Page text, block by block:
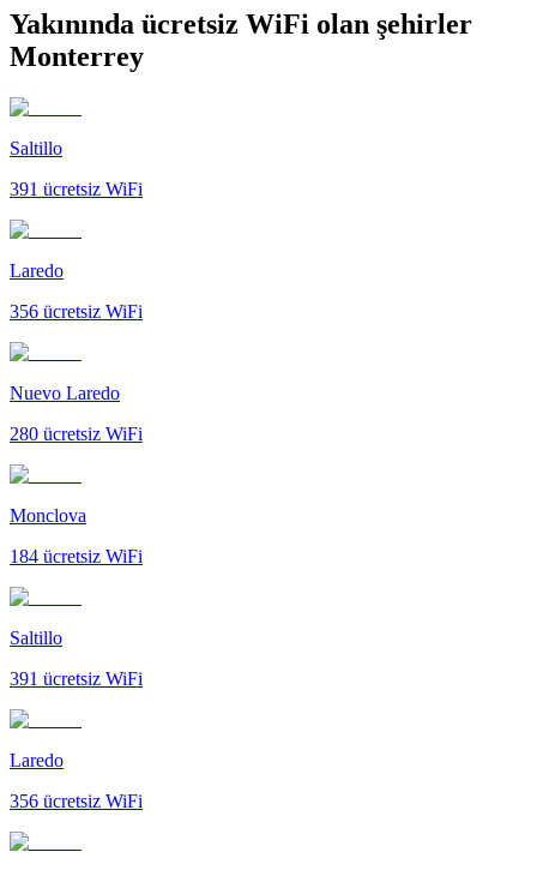
Yakınında ücretsiz WiFi olan şehirler
Monterrey
Saltillo
391 ücretsiz WiFi
Laredo
356 ücretsiz WiFi
Nuevo Laredo
280 ücretsiz WiFi
Monclova
184 ücretsiz WiFi
Saltillo
391 ücretsiz WiFi
Laredo
356 ücretsiz WiFi